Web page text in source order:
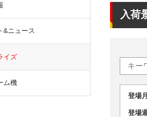
入荷
登
登
&ニュース
イズ
ム機